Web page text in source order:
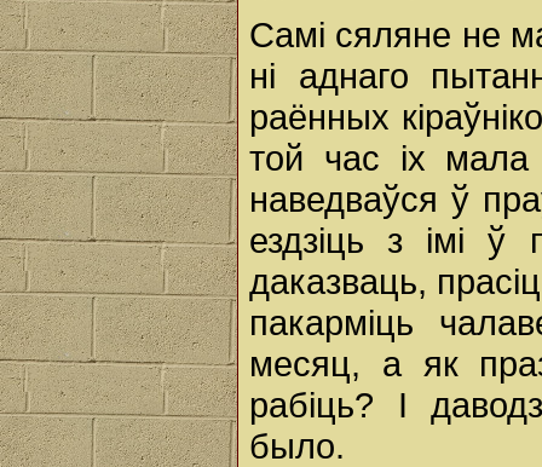
Самі сяляне не
ні аднаго
раённых
той час іх
наведваўся ў
ездзіць з імі
даказваць,
пакарміць
месяц, а як
рабіць? І
было.